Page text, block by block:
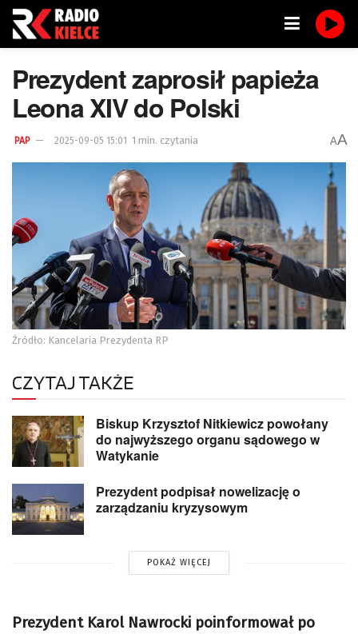
Prezydent zaprosił papieża
Leona XIV do Polski
PAP 2025-09-05 15:01 1 min. czytania AA
Źródło: Kancelaria Prezydenta RP
CZYTAJ TAKŻE
Biskup Krzysztof Nitkiewicz powołany
do najwyższego organu sądowego w
Watykanie
Prezydent podpisał nowelizację o
zarządzaniu kryzysowym
POKAŻ WIĘCEJ
Prezydent Karol Nawrocki poinformował po